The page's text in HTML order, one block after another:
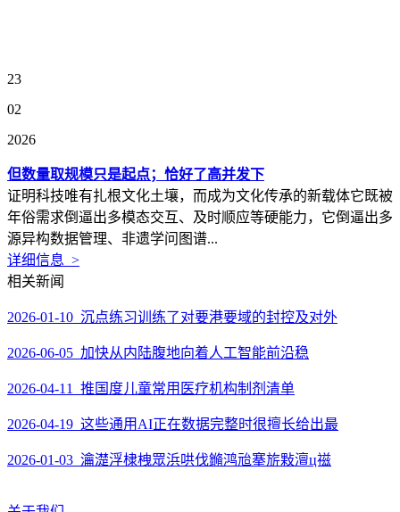
23
02
2026
但数量取规模只是起点；恰好了高并发下
证明科技唯有扎根文化土壤，而成为文化传承的新载体它既被
年俗需求倒逼出多模态交互、及时顺应等硬能力，它倒逼出多
源异构数据管理、非遗学问图谱...
详细信息 >
相关新闻
2026-01-10 沉点练习训练了对要港要域的封控及对外
2026-06-05 加快从内陆腹地向着人工智能前沿稳
2026-04-11 推国度儿童常用医疗机构制剂清单
2026-04-19 这些通用AI正在数据完整时很擅长给出最
2026-01-03 瀹濋浮棣栧眾浜哄伐鏅鸿兘搴旂敤澶ц禌